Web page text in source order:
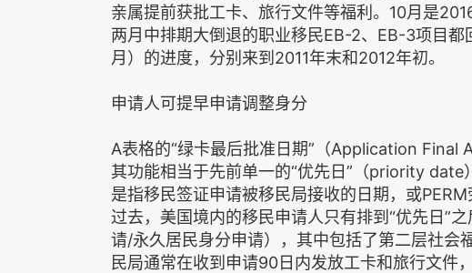
亲属提前获批工卡、旅行文件等福利。10月是
两月中排期大倒退的职业移民EB-2、EB-3项目
月）的进度，分别来到2011年末和2012年初。
申请人可提早申请调整身分
A表格的“绿卡最后批准日期”（Application Final
其功能相当于先前单一的“优先日”（priority date
是指移民签证申请被移民局接收的日期，或
过去，美国境内的移民申请人只有排到“优先日”
请/永久居民身分申请），其中包括了第二层社会
民局通常在收到申请90日内发放工卡和旅行文件